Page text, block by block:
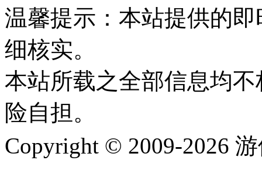
温馨提示：本站提供的
细核实。
本站所载之全部信息均
险自担。
Copyright © 2009-2026